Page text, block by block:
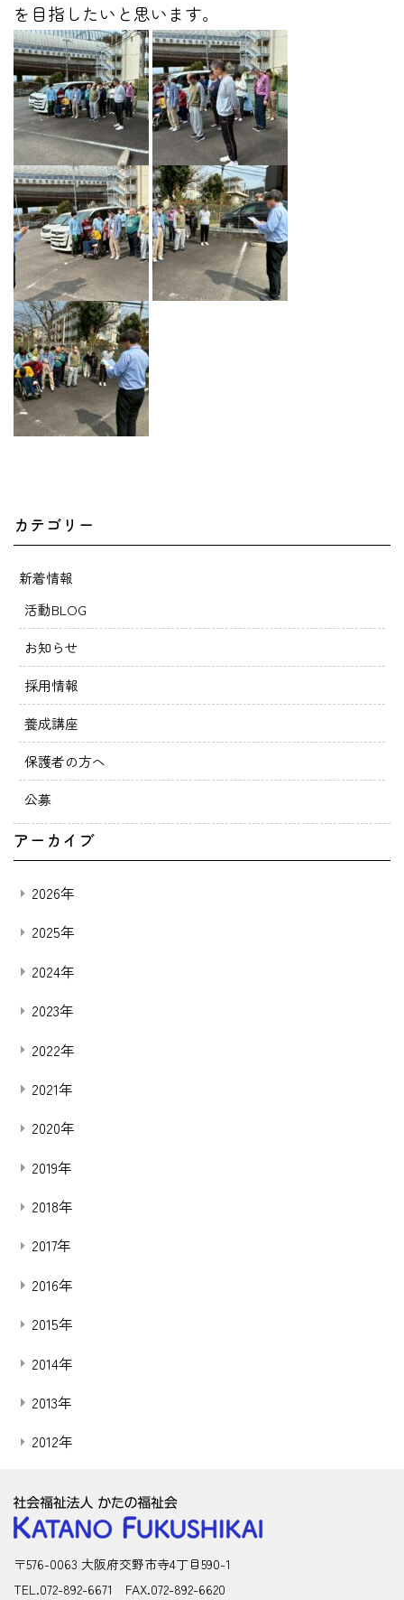
を目指したいと思います。
カテゴリー
新着情報
活動BLOG
お知らせ
採用情報
養成講座
保護者の方へ
公募
アーカイブ
2026年
2025年
2024年
2023年
2022年
2021年
2020年
2019年
2018年
2017年
2016年
2015年
2014年
2013年
2012年
〒576-0063 大阪府交野市寺4丁目590-1
TEL.072-892-6671 FAX.072-892-6620